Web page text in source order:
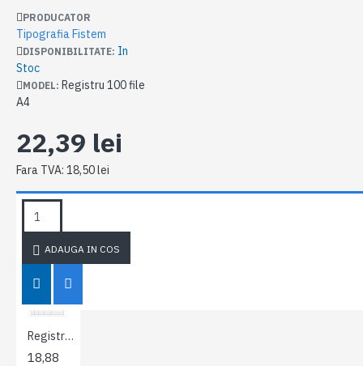
PRODUCATOR
Tipografia Fistem
DISPONIBILITATE: In
Stoc
MODEL: Registru 100 file
A4
22,39 lei
Fara TVA: 18,50 lei
ADAUGA IN COS
ETICHETE:
Registru intrare - iesire A4 - coperti carton
18,88